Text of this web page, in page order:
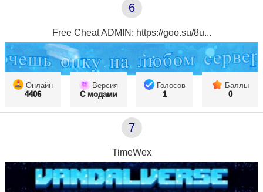
6
Free Cheat ADMIN: https://goo.su/8u...
Онлайн
4406
Версия
С модами
Голосов
1
Баллы
0
7
TimeWex